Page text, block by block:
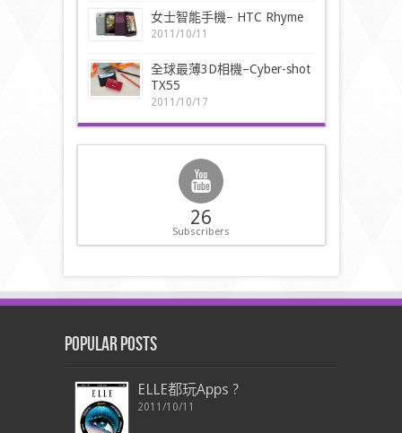
女士智能手機– HTC Rhyme
2011/10/11
全球最薄3D相機–Cyber-shot
TX55
2011/10/17
26
Subscribers
Popular Posts
ELLE都玩Apps ?
2011/10/11